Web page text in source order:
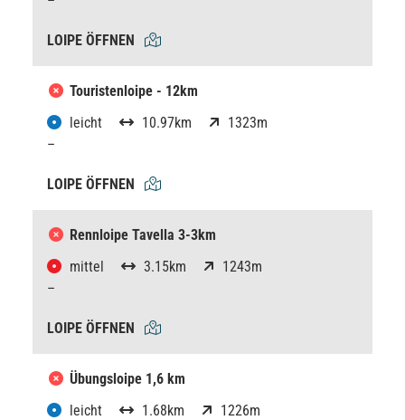
LOIPE ÖFFNEN
Touristenloipe - 12km
leicht
10.97km
1323m
–
LOIPE ÖFFNEN
Rennloipe Tavella 3-3km
mittel
3.15km
1243m
–
LOIPE ÖFFNEN
Übungsloipe 1,6 km
leicht
1.68km
1226m